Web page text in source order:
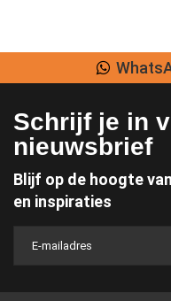
Schrijf je in
nieuwsbrief
Blijf op de hoogte
en inspiraties